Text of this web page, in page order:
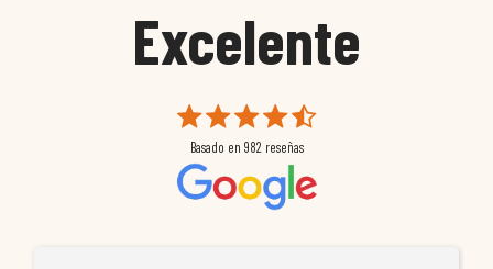
Excelente
Basado en 982 reseñas